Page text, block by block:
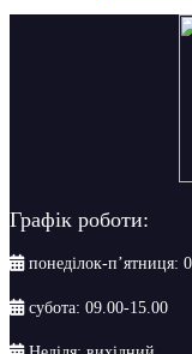
Графік роботи:
понеділок-п’ятниця:
субота: 09.00-15.00